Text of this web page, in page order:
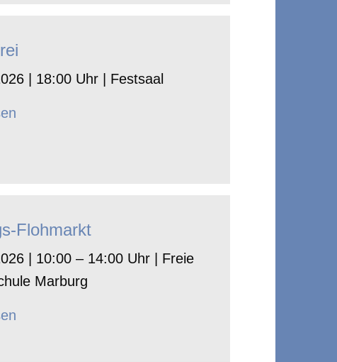
| 18:00 Uhr | Festsaal
Flohmarkt
| 10:00 – 14:00 Uhr | Freie
Marburg